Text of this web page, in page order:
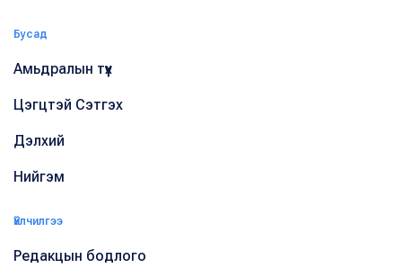
Бусад
Амьдралын түүх
Цэгцтэй Сэтгэх
Дэлхий
Нийгэм
Үйлчилгээ
Редакцын бодлого